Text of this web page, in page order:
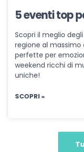
5 eventi top
Scopri il meglio
regione al massimo
perfette per
weekend ricchi di
uniche!
SCOPRI »